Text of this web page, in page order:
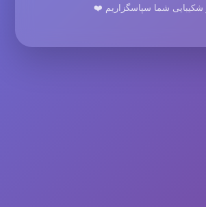
شکیبایی شما سپاسگزاریم ❤️